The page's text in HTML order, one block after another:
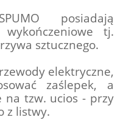
posiadają
wykończeniowe tj.
sztucznego.
elektryczne,
zaślepek, a
na tzw. ucios - przy
z listwy.